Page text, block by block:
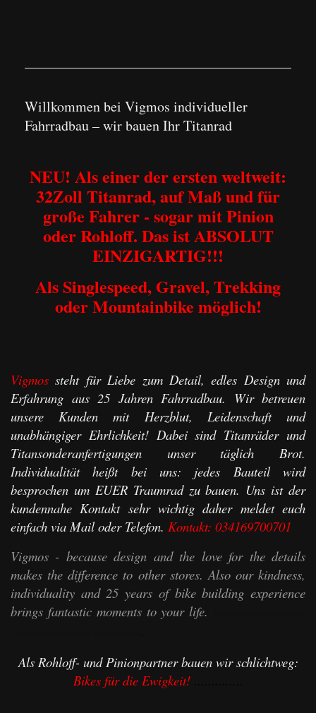
Willkommen bei Vigmos individueller
Fahrradbau – wir bauen Ihr Titanrad
NEU! Als einer der ersten weltweit:
32Zoll Titanrad, auf Maß und für
große Fahrer - sogar mit Pinion
oder Rohloff. Das ist ABSOLUT
EINZIGARTIG!!!
Als Singlespeed, Gravel, Trekking
oder Mountainbike möglich!
Vigmos steht für Liebe zum Detail, edles Design und
Erfahrung aus 25 Jahren Fahrradbau. Wir betreuen
unsere Kunden mit Herzblut, Leidenschaft und
unabhängiger Ehrlichkeit! Dabei sind Titanräder und
Titansonderanfertigungen unser täglich Brot.
Individualität heißt bei uns: jedes Bauteil wird
besprochen um EUER Traumrad zu bauen. Uns ist der
kundennahe Kontakt sehr wichtig daher meldet euch
einfach via Mail oder Telefon. Kontakt: 034169700701
Vigmos - because design and the love for the details
makes the difference to other stores. Also our kindness,
individuality and 25 years of bike building experience
brings fantastic moments to your life.
Als Rohloff- und Pinionpartner bauen wir schlichtweg:
Bikes für die Ewigkeit!